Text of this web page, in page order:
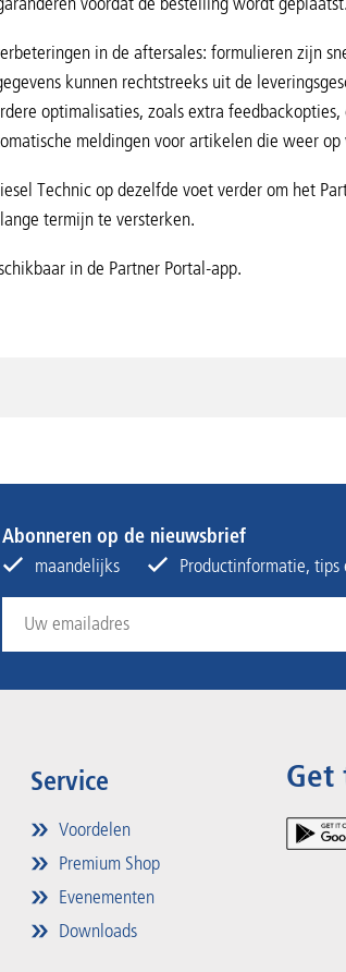
in de aftersales: formulieren zijn
kunnen rechtstreeks uit de
optimalisaties, zoals extra
meldingen voor artikelen die weer
Technic op dezelfde voet verder om het
termijn te versterken.
in de Partner Portal-app.
Abonneren op de nieuwsbrief
maandelijks
Productinformatie,
Service
Voordelen
Premium Shop
Evenementen
Downloads
Get